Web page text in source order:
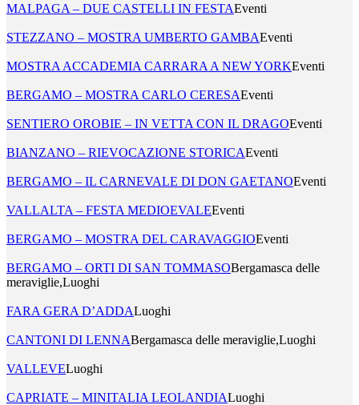
MALPAGA – DUE CASTELLI IN FESTAEventi
STEZZANO – MOSTRA UMBERTO GAMBAEventi
MOSTRA ACCADEMIA CARRARA A NEW YORKEventi
BERGAMO – MOSTRA CARLO CERESAEventi
SENTIERO OROBIE – IN VETTA CON IL DRAGOEventi
BIANZANO – RIEVOCAZIONE STORICAEventi
BERGAMO – IL CARNEVALE DI DON GAETANOEventi
VALLALTA – FESTA MEDIOEVALEEventi
BERGAMO – MOSTRA DEL CARAVAGGIOEventi
BERGAMO – ORTI DI SAN TOMMASOBergamasca delle
meraviglie,Luoghi
FARA GERA D’ADDALuoghi
CANTONI DI LENNABergamasca delle meraviglie,Luoghi
VALLEVELuoghi
CAPRIATE – MINITALIA LEOLANDIALuoghi